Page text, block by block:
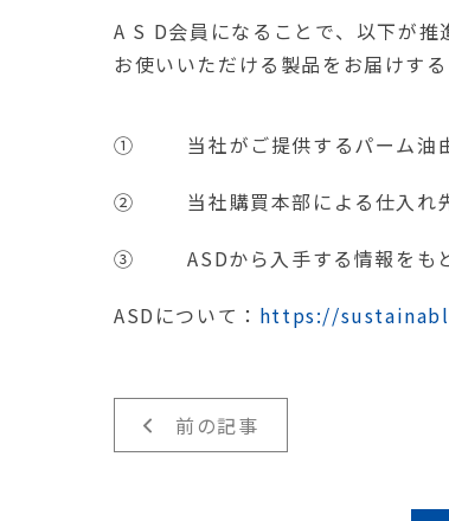
A S D会員になることで、以下が
お使いいただける製品をお届けする
① 当社がご提供するパーム油由
② 当社購買本部による仕入れ先
③ ASDから入手する情報をもと
ASDについて： https://
前の記事